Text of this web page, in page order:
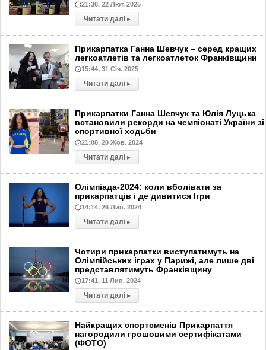
21:30, 22 Лют. 2025
Читати далі ▸
Прикарпатка Ганна Шевчук – серед кращих
легкоатлетів та легкоатлеток Франківщини
15:44, 31 Січ. 2025
Читати далі ▸
Прикарпатки Ганна Шевчук та Юлія Луцька
встановили рекорди на чемпіонаті України зі
спортивної ходьби
21:08, 20 Жов. 2024
Читати далі ▸
Олімпіада-2024: коли вболівати за
прикарпатців і де дивитися Ігри
14:14, 26 Лип. 2024
Читати далі ▸
Чотири прикарпатки виступатимуть на
Олімпійських іграх у Парижі, але лише дві
представлятимуть Франківщину
17:41, 11 Лип. 2024
Читати далі ▸
Найкращих спортсменів Прикарпаття
нагородили грошовими сертифікатами
(ФОТО)